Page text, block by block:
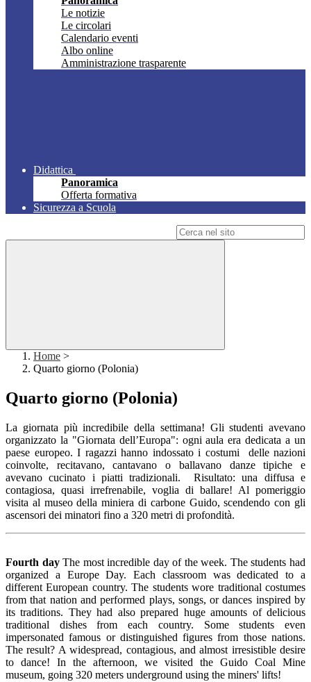
Le notizie
Le circolari
Calendario eventi
Albo online
Amministrazione trasparente
Didattica
Panoramica
Offerta formativa
Sicurezza a Scuola
Home >
Quarto giorno (Polonia)
Quarto giorno (Polonia)
La giornata più incredibile della settimana! Gli studenti avevano
organizzato la "Giornata dell’Europa": ogni aula era dedicata a un
paese europeo. I ragazzi hanno indossato i costumi delle nazioni
coinvolte, recitavano, cantavano o ballavano danze tipiche e
avevano cucinato i piatti tradizionali. Risultato: una diffusa e
contagiosa, quasi irrefrenabile, voglia di ballare! Al pomeriggio
visita al museo della miniera di carbone Guido, scendendo con gli
ascensori dei minatori fino a 320 metri di profondità.
Fourth dayThe most incredible day of the week. The students had
organized a Europe Day. Each classroom was dedicated to a
different European country. The students wore traditional costumes
from that nation and performed plays, songs, or dances inspired by
its traditions. They had also prepared huge amounts of delicious
traditional dishes from each country. Some students even
impersonated famous or distinguished figures from those nations.
The result? A widespread, contagious, and almost irresistible desire
to dance! In the afternoon, we visited the Guido Coal Mine
museum, going 320 meters underground using the miners' lifts!